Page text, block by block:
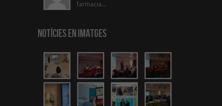
farmacia...
Notícies en Imatges